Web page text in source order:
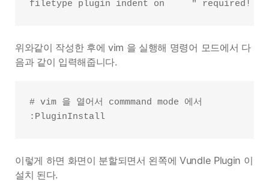
위와같이 작성한 후에 vim 을 실행해 명령어 모드에서 다
음과 같이 입력해줍니다.
# vim 을 열어서 commmand mode 에서
이렇게 하면 화면이 분할되면서 왼쪽에 Vundle Plugin 이
설치 된다.